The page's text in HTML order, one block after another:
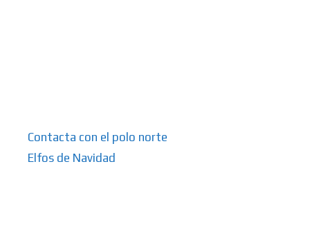
Contacta con el polo norte
Elfos de Navidad